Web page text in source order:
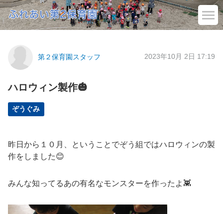
第２保育園スタッフ 2023年10月 2日 17:19
ハロウィン製作🎃
ぞうぐみ
昨日から１０月、ということでぞう組ではハロウィンの製
作をしました😊
みんな知ってるあの有名なモンスターを作ったよ👾